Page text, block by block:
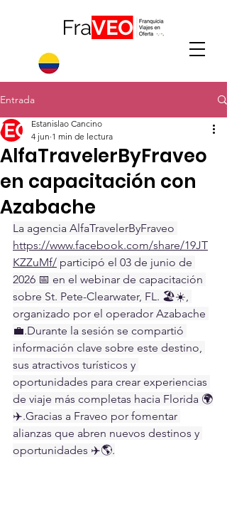
Entrada
AlfaTravelerByFraveo
en capacitación con
Azabache
Estanislao Cancino
4 jun 1 min de lectura
La agencia AlfaTravelerByFraveo
https://www.facebook.com/share/19JT
KZZuMf/ participó el 03 de junio de
2026 📅 en el webinar de capacitación
sobre St. Pete-Clearwater, FL. 🏖️☀️,
organizado por el operador Azabache
💼.Durante la sesión se compartió
información clave sobre este destino,
sus atractivos turísticos y
oportunidades para crear experiencias
de viaje más completas hacia Florida 🌍
✈️.Gracias a Fraveo por fomentar
alianzas que abren nuevos destinos y
oportunidades ✈️🌎.